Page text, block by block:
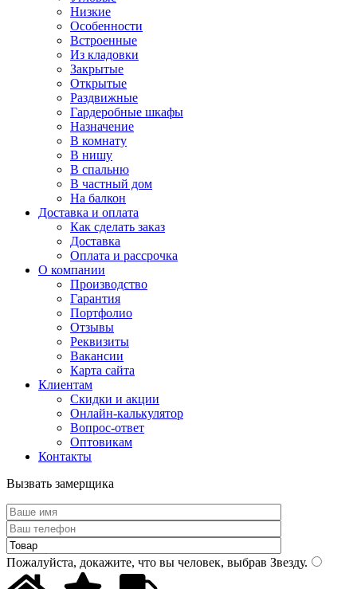
Низкие
Особенности
Встроенные
Из кладовки
Закрытые
Открытые
Раздвижные
Гардеробные шкафы
Назначение
В комнату
В нишу
В спальню
В частный дом
На балкон
Доставка и оплата
Как сделать заказ
Доставка
Оплата и рассрочка
О компании
Производство
Гарантия
Портфолио
Отзывы
Реквизиты
Вакансии
Карта сайта
Клиентам
Скидки и акции
Онлайн-калькулятор
Вопрос-ответ
Оптовикам
Контакты
Вызвать замерщика
Пожалуйста, докажите, что вы человек, выбрав Звезду.